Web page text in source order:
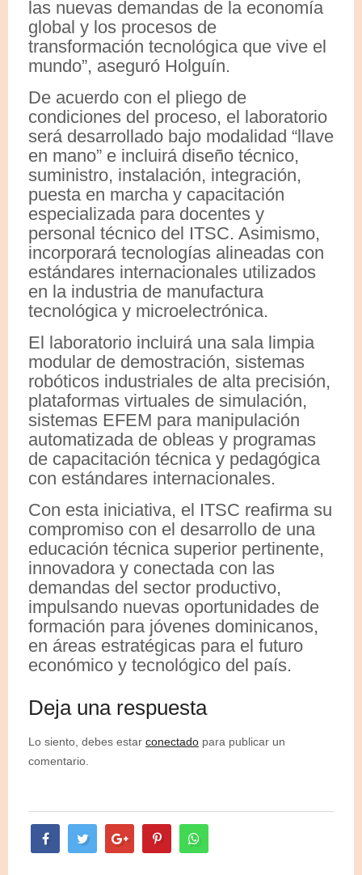
las nuevas demandas de la economía
global y los procesos de
transformación tecnológica que vive el
mundo”, aseguró Holguín.
De acuerdo con el pliego de
condiciones del proceso, el laboratorio
será desarrollado bajo modalidad “llave
en mano” e incluirá diseño técnico,
suministro, instalación, integración,
puesta en marcha y capacitación
especializada para docentes y
personal técnico del ITSC. Asimismo,
incorporará tecnologías alineadas con
estándares internacionales utilizados
en la industria de manufactura
tecnológica y microelectrónica.
El laboratorio incluirá una sala limpia
modular de demostración, sistemas
robóticos industriales de alta precisión,
plataformas virtuales de simulación,
sistemas EFEM para manipulación
automatizada de obleas y programas
de capacitación técnica y pedagógica
con estándares internacionales.
Con esta iniciativa, el ITSC reafirma su
compromiso con el desarrollo de una
educación técnica superior pertinente,
innovadora y conectada con las
demandas del sector productivo,
impulsando nuevas oportunidades de
formación para jóvenes dominicanos,
en áreas estratégicas para el futuro
económico y tecnológico del país.
Deja una respuesta
Lo siento, debes estar conectado para publicar un
comentario.